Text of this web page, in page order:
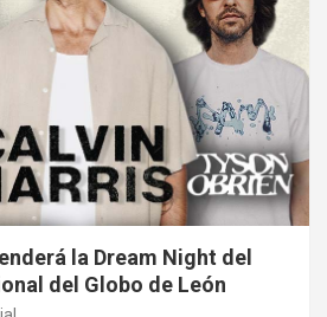
la Dream Night del
del Globo de León